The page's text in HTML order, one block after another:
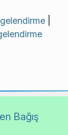
|
Bağış